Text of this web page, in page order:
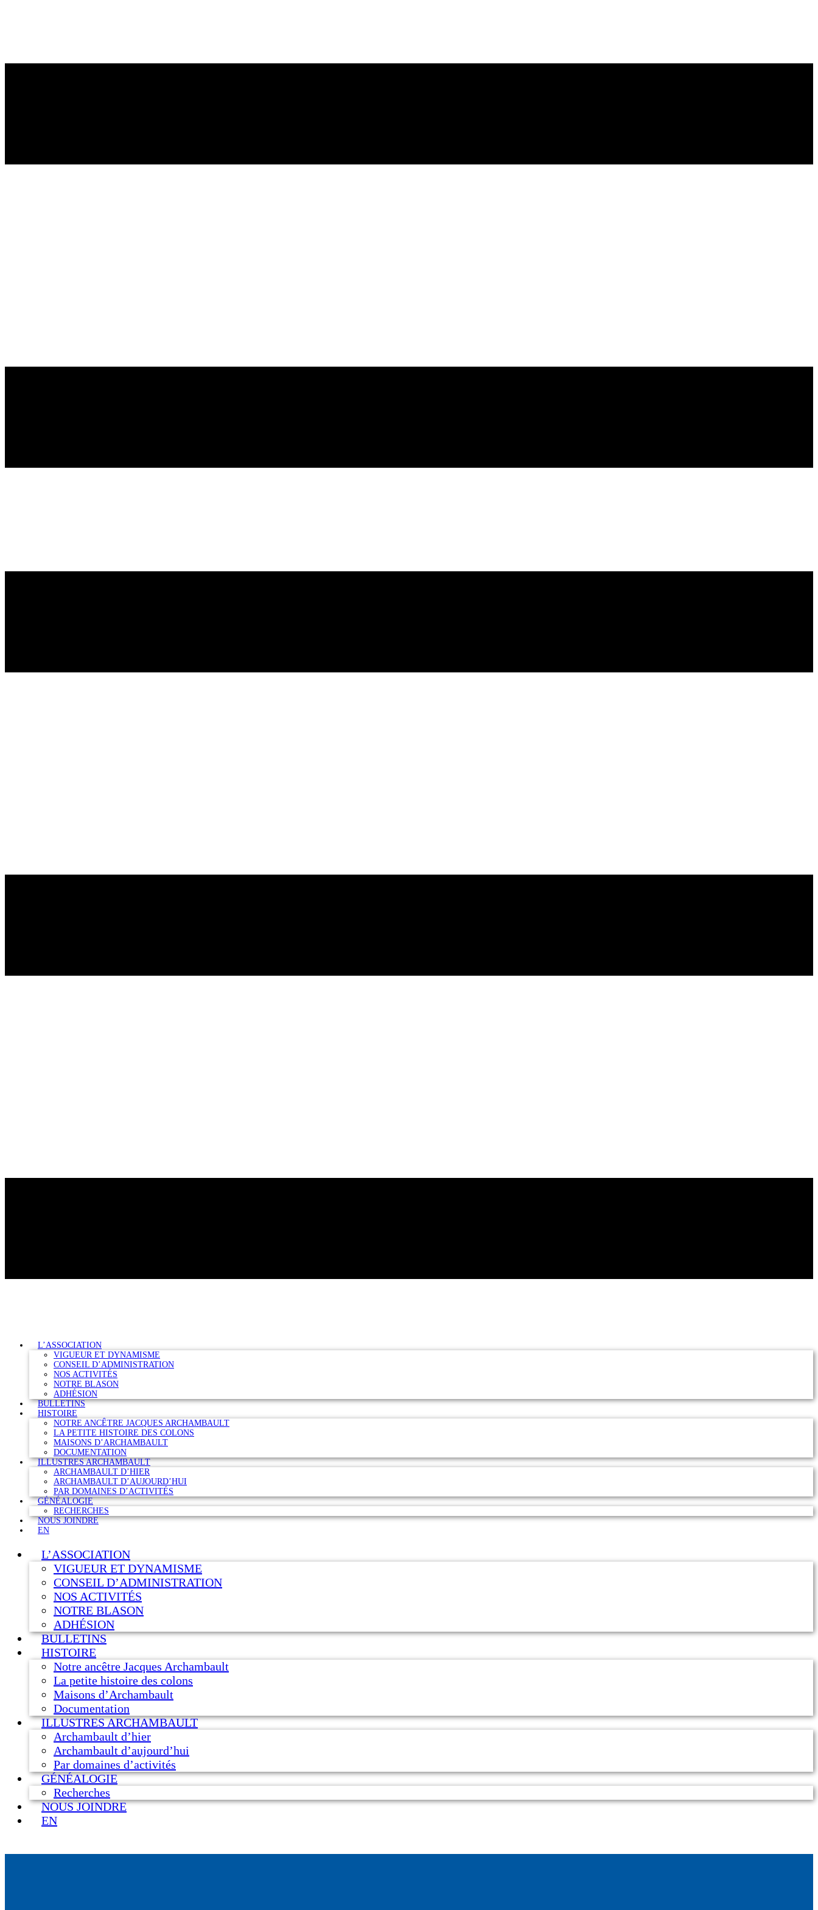
L’ASSOCIATION
VIGUEUR ET DYNAMISME
CONSEIL D’ADMINISTRATION
NOS ACTIVITÉS
NOTRE BLASON
ADHÉSION
BULLETINS
HISTOIRE
NOTRE ANCÊTRE JACQUES ARCHAMBAULT
LA PETITE HISTOIRE DES COLONS
MAISONS D’ARCHAMBAULT
DOCUMENTATION
ILLUSTRES ARCHAMBAULT
ARCHAMBAULT D’HIER
ARCHAMBAULT D’AUJOURD’HUI
PAR DOMAINES D’ACTIVITÉS
GÉNÉALOGIE
RECHERCHES
NOUS JOINDRE
EN
L’ASSOCIATION
VIGUEUR ET DYNAMISME
CONSEIL D’ADMINISTRATION
NOS ACTIVITÉS
NOTRE BLASON
ADHÉSION
BULLETINS
HISTOIRE
Notre ancêtre Jacques Archambault
La petite histoire des colons
Maisons d’Archambault
Documentation
ILLUSTRES ARCHAMBAULT
Archambault d’hier
Archambault d’aujourd’hui
Par domaines d’activités
GÉNÉALOGIE
Recherches
NOUS JOINDRE
EN